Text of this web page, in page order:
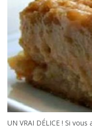
UN VRAI DÉLICE ! Si